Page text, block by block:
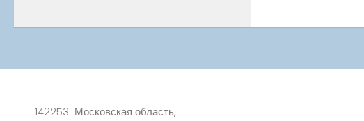
142253 Московская область,